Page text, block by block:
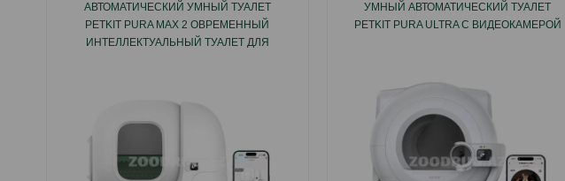
АВТОМАТИЧЕСКИЙ УМНЫЙ ТУАЛЕТ
PETKIT PURA MAX 2 ОВРЕМЕННЫЙ
ИНТЕЛЛЕКТУАЛЬНЫЙ ТУАЛЕТ ДЛЯ
УМНЫЙ АВТОМАТИЧЕСКИЙ ТУАЛЕТ
PETKIT PURA ULTRA С ВИДЕОКАМЕРОЙ